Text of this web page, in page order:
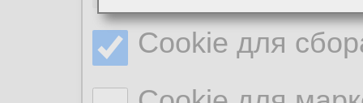
Cookie для